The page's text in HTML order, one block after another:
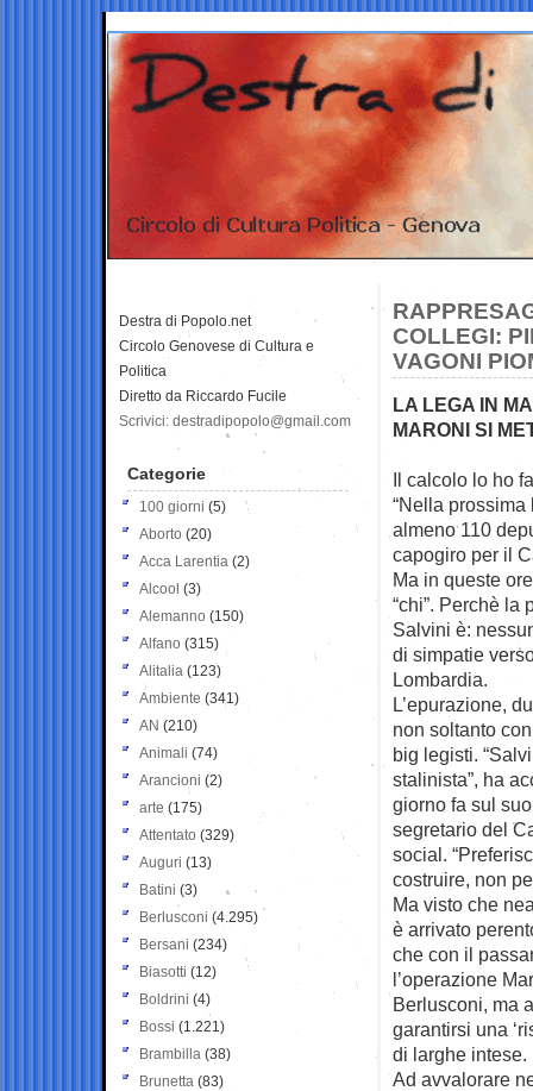
COLLEGI:
VAGONI
LA LEGA IN
MARONI SI
Il calcolo lo ho
“Nella
almeno 110
capogiro per il
Ma in queste
“chi”. Perchè la
Salvini è:
di simpatie
Lombardia.
L’epurazione,
non soltanto
big legisti.
stalinista”, ha
giorno fa sul
segretario del
social.
costruire, non
Ma visto che
è arrivato
che con il
l’operazione
Berlusconi, ma
garantirsi una
di larghe intese.
Ad avvalorare
Destra di Popolo.net
Circolo Genovese di Cultura e
Politica
Diretto da Riccardo Fucile
Scrivici: destradipopolo@gmail.com
Categorie
100 giorni (5)
Aborto (20)
Acca Larentia (2)
Alcool (3)
Alemanno (150)
Alfano (315)
Alitalia (123)
Ambiente (341)
AN (210)
Animali (74)
Arancioni (2)
arte (175)
Attentato (329)
Auguri (13)
Batini (3)
Berlusconi (4.295)
Bersani (234)
Biasotti (12)
Boldrini (4)
Bossi (1.221)
Brambilla (38)
Brunetta (83)